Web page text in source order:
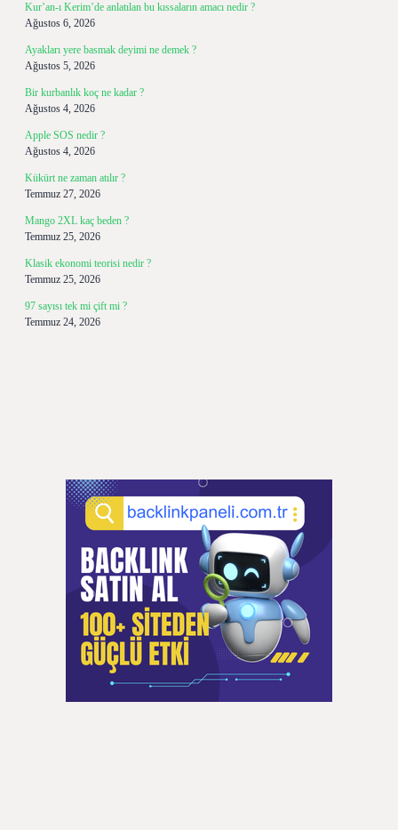
Kur’an-ı Kerim’de anlatılan bu kıssaların amacı nedir ?
Ağustos 6, 2026
Ayakları yere basmak deyimi ne demek ?
Ağustos 5, 2026
Bir kurbanlık koç ne kadar ?
Ağustos 4, 2026
Apple SOS nedir ?
Ağustos 4, 2026
Kükürt ne zaman atılır ?
Temmuz 27, 2026
Mango 2XL kaç beden ?
Temmuz 25, 2026
Klasik ekonomi teorisi nedir ?
Temmuz 25, 2026
97 sayısı tek mi çift mi ?
Temmuz 24, 2026